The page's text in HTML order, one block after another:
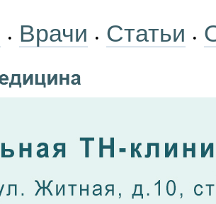
• Врачи • Статьи •